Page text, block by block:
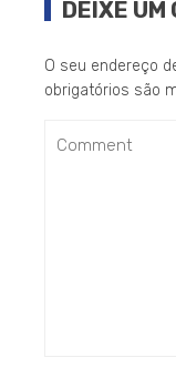
DEIXE UM
O seu endereço
obrigatórios são